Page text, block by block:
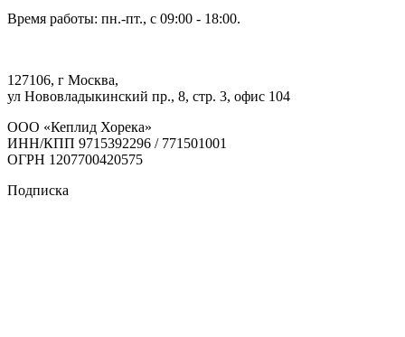
Время работы: пн.-пт., с 09:00 - 18:00.
127106, г Москва,
ул Нововладыкинский пр., 8, стр. 3, офис 104
ООО «Кеплид Хорека»
ИНН/КПП 9715392296 / 771501001
ОГРН 1207700420575
Подписка